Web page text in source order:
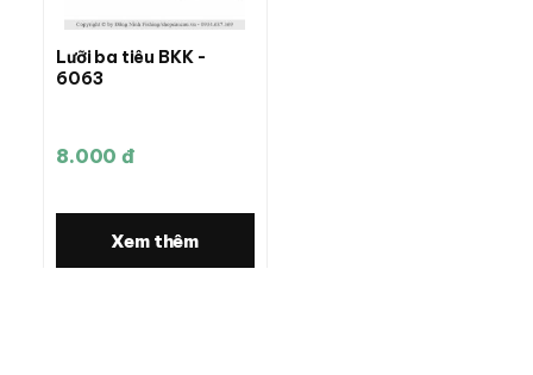
Lưỡi ba tiêu BKK -
6063
8.000 đ
Xem thêm